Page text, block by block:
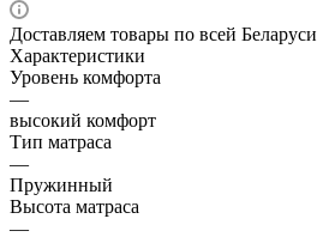
Доставляем товары по всей Беларуси
Характеристики
Уровень комфорта
—
высокий комфорт
Тип матраса
—
Пружинный
Высота матраса
—